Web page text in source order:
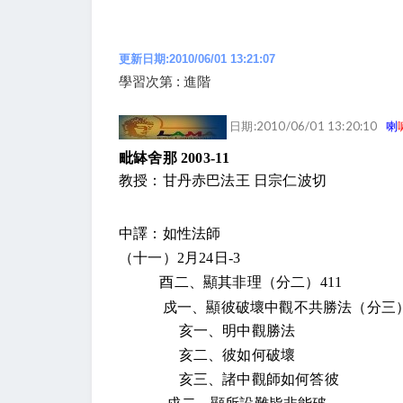
更新日期:2010/06/01 13:21:07
學習次第 : 進階
日期:2010/06/01 13:20:10喇
毗缽舍那2003-11
教授：甘丹赤巴法王 日宗仁波切
中譯：如性法師
（十一） 2 月 24 日 -3
酉二、顯其非理（分二） 411
戍一、顯彼破壞中觀不共勝法（分三）
亥一、明中觀勝法
亥二、彼如何破壞
亥三、諸中觀師如何答彼